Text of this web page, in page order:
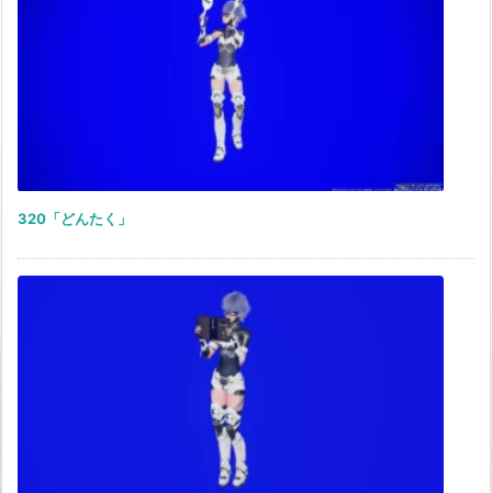
320「どんたく」